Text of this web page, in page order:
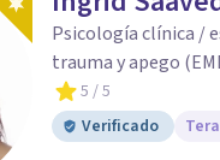
Psicología clínica /
trauma y apego
5 / 5
Verificado